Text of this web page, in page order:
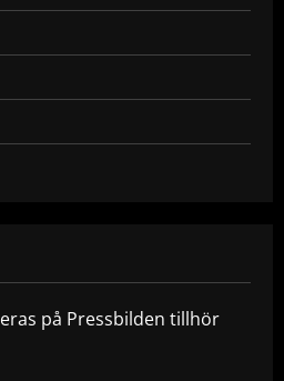
på Pressbilden tillhör